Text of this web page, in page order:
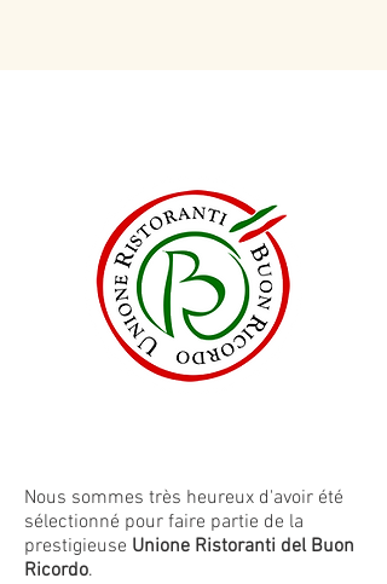
Nous sommes très heureux d'avoir été
sélectionné pour faire partie de la
prestigieuse Unione Ristoranti del Buon
Ricordo.